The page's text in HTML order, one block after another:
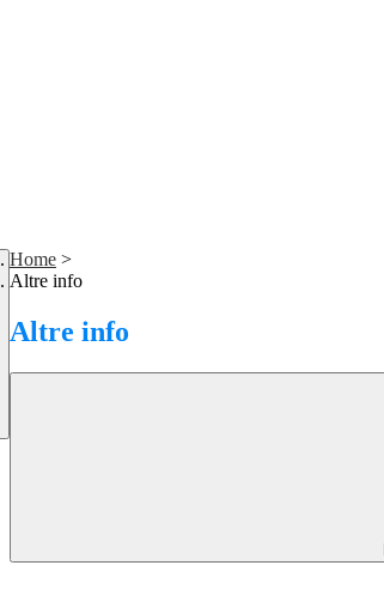
Home >
Altre info
Altre info